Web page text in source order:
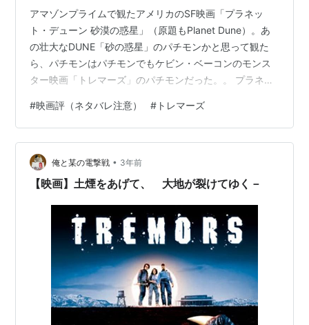
アマゾンプライムで観たアメリカのSF映画「プラネッ
ト・デューン 砂漠の惑星」（原題もPlanet Dune）。あ
の壮大なDUNE「砂の惑星」のパチモンかと思って観た
ら、パチモンはパチモンでもケビン・ベーコンのモンス
ター映画「トレマーズ」のパチモンだった。。 プラネッ
#映画評（ネタバレ注意） # トレマーズ
俺と某の電撃戦 • 3年前
【映画】土煙をあげて、 大地が裂けてゆく－